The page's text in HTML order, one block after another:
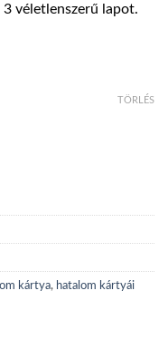
véletlenszerű lapot.
TÖRLÉS
kártya, hatalom kártyái